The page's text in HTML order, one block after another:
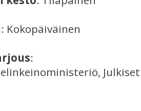
: Kokopäiväinen
: